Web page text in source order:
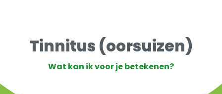
Therapiën
Tarieven
Tinnitus (oorsuizen)
Wat kan ik voor je betekenen?